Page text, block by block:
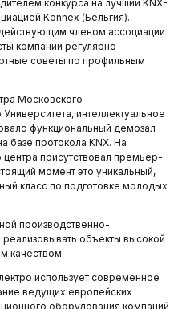
конкурса на лучший KNX-
Konnex (Бельгия).
членом ассоциации
компании регулярно
советы по профильным
Московского
интеллектуальное
функциональный демозал
базе протокола KNX. На
присутствовал премьер-
момент это уникальный,
класс по подготовке молодых
производственно-
объекты высокой
качеством.
использует современное
ведущих европейских
оборудования компаний